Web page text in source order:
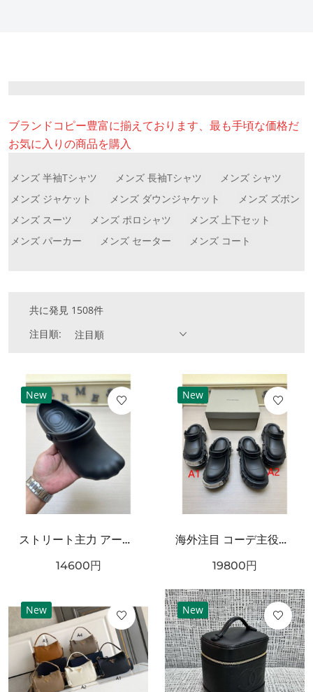
ブランドコピー豊富に揃えております、最も手頃な価格だ
お気に入りの商品を購入
メンズ 半袖Tシャツ メンズ 長袖Tシャツ
メンズ シャツ
メンズ ジャケット
メンズ ダウンジャケット
メンズ ズボン
メンズ スーツ
メンズ ポロシャツ
メンズ 上下セット
メンズ パーカー
メンズ セーター メンズ コート
共に発見 1508件
注目順:
注目順
New
ストリート主力 アートフォルム ワンタッチ着脱 耐久ソール BALENCIAGA バーバリー コピー クロッグシューズ リラックスモード
14600円
New
海外注目 コーデ主役級 立体ラバー構造 クッション性良好 BALENCIAGA バーバリー コピー クロッグシューズ 耐久ソール エッジィモード
19800円
New New